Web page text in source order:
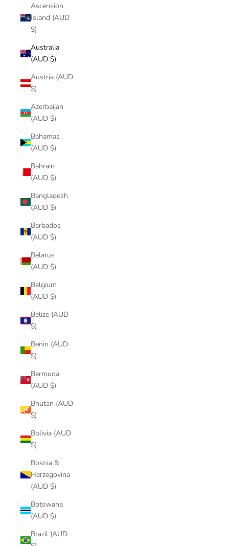
Ascension
Island (AUD
$)
Australia
(AUD $)
Austria (AUD
$)
Azerbaijan
(AUD $)
Bahamas
(AUD $)
Bahrain
(AUD $)
Bangladesh
(AUD $)
Barbados
(AUD $)
Belarus
(AUD $)
Belgium
(AUD $)
Belize (AUD
$)
Benin (AUD
$)
Bermuda
(AUD $)
Bhutan (AUD
$)
Bolivia (AUD
$)
Bosnia &
Herzegovina
(AUD $)
Botswana
(AUD $)
Brazil (AUD